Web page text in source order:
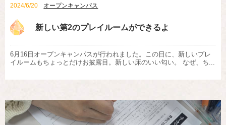
2024/6/20 オープンキャンパス
新しい第2のプレイルームができるよ
6月16日オープンキャンパスが行われました。この日に、新しいプレ
イルームもちょっとだけお披露目。新しい床のいい匂い。 なぜ、ち...